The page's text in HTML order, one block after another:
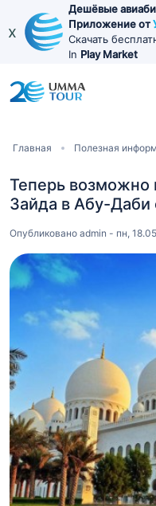
Перейти
основному
x
Дешёвые
Приложение от
Скачать
In Play Market
Строка
навигации
Главная Полезная
Теперь возможно
Зайда в Абу-Даби
Опубликовано admin - пн,